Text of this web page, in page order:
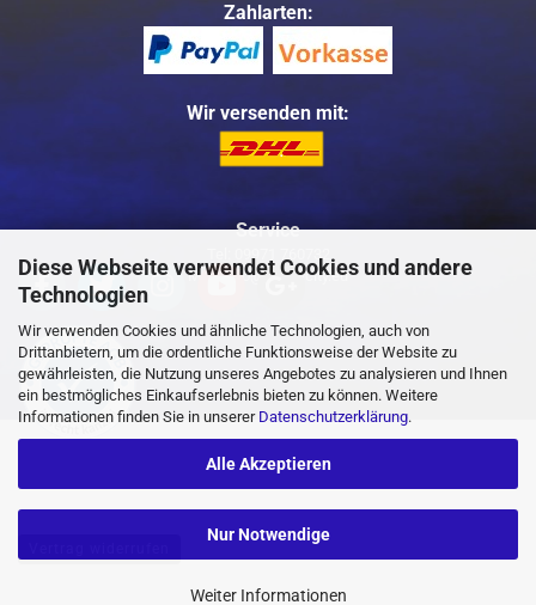
Diese Webseite verwendet Cookies und andere
Technologien
Wir verwenden Cookies und ähnliche Technologien, auch von
Drittanbietern, um die ordentliche Funktionsweise der Website zu
gewährleisten, die Nutzung unseres Angebotes zu analysieren und Ihnen
ein bestmögliches Einkaufserlebnis bieten zu können. Weitere
Informationen finden Sie in unserer Datenschutzerklärung.
Alle Akzeptieren
Nur Notwendige
Weiter Informationen
Zahlarten:
Wir versenden mit:
Service
Tel: 09971 760732
Mail: info@buggycity.eu